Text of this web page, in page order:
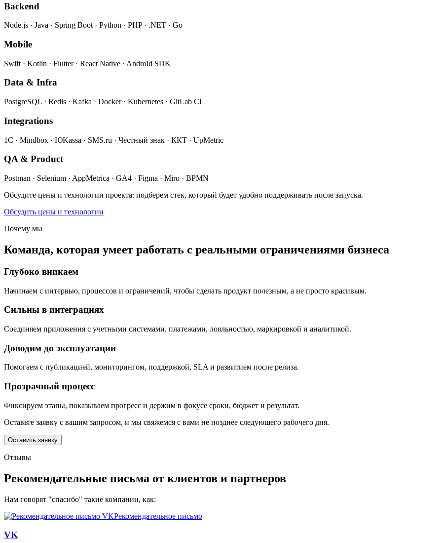
Backend
Node.js · Java · Spring Boot · Python · PHP · .NET · Go
Mobile
Swift · Kotlin · Flutter · React Native · Android SDK
Data & Infra
PostgreSQL · Redis · Kafka · Docker · Kubernetes · GitLab CI
Integrations
1С · Mindbox · ЮKassa · SMS.ru · Честный знак · ККТ · UpMetric
QA & Product
Postman · Selenium · AppMetrica · GA4 · Figma · Miro · BPMN
Обсудите цены и технологии проекта: подберем стек, который будет удобно поддерживать после запуска.
Обсудить цены и технологии
Почему мы
Команда, которая умеет работать с реальными ограничениями бизнеса
Глубоко вникаем
Начинаем с интервью, процессов и ограничений, чтобы сделать продукт полезным, а не просто красивым.
Сильны в интеграциях
Соединяем приложения с учетными системами, платежами, лояльностью, маркировкой и аналитикой.
Доводим до эксплуатации
Помогаем с публикацией, мониторингом, поддержкой, SLA и развитием после релиза.
Прозрачный процесс
Фиксируем этапы, показываем прогресс и держим в фокусе сроки, бюджет и результат.
Оставьте заявку с вашим запросом, и мы свяжемся с вами не позднее следующего рабочего дня.
Оставить заявку
Отзывы
Рекомендательные письма от клиентов и партнеров
Нам говорят "спасибо" такие компании, как:
Рекомендательное письмо
VK